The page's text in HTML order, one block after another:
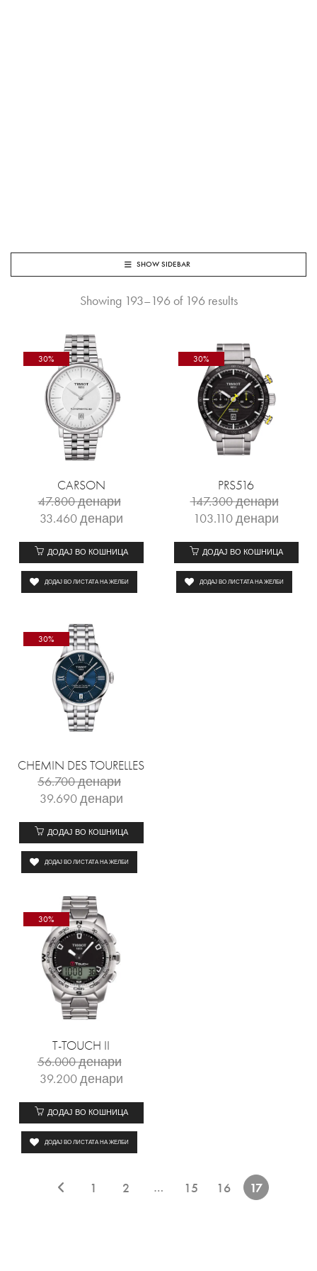
SHOW SIDEBAR
Showing 193–196 of 196 results
30%
CARSON
47.800денари
33.460денари
ДОДАЈ ВО КОШНИЦА
ДОДАЈ ВО ЛИСТАТА НА ЖЕЛБИ
30%
PRS516
147.300денари
103.110денари
ДОДАЈ ВО КОШНИЦА
ДОДАЈ ВО ЛИСТАТА НА ЖЕЛБИ
30%
CHEMIN DES TOURELLES
56.700денари
39.690денари
ДОДАЈ ВО КОШНИЦА
ДОДАЈ ВО ЛИСТАТА НА ЖЕЛБИ
30%
T-TOUCH II
56.000денари
39.200денари
ДОДАЈ ВО КОШНИЦА
ДОДАЈ ВО ЛИСТАТА НА ЖЕЛБИ
1 2 … 15 16 17